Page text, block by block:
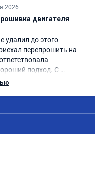
2026
двигателя
удалил до этого
перепрошить на
подход. С
Благодарю за